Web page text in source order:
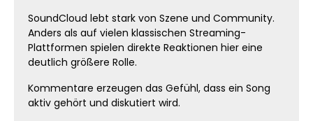
SoundCloud lebt stark von Szene und Community.
Anders als auf vielen klassischen Streaming-
Plattformen spielen direkte Reaktionen hier eine
deutlich größere Rolle.
Kommentare erzeugen das Gefühl, dass ein Song
aktiv gehört und diskutiert wird.